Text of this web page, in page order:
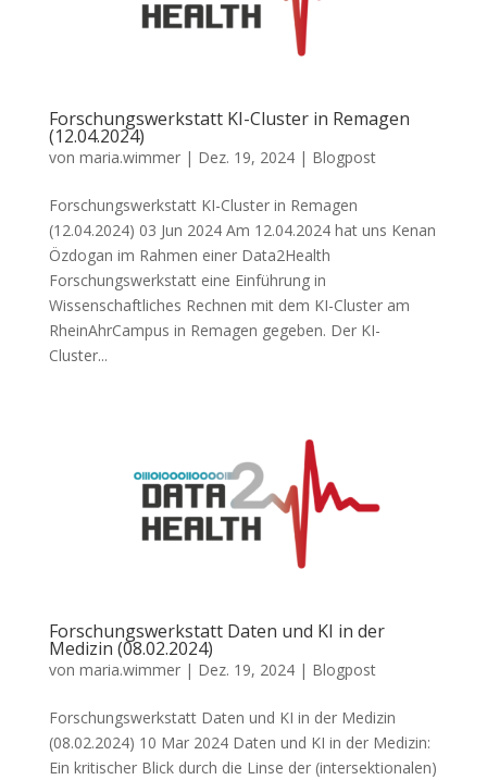
Forschungswerkstatt KI-Cluster in Remagen
(12.04.2024)
von maria.wimmer| Dez. 19, 2024| Blogpost
Forschungswerkstatt KI-Cluster in Remagen
(12.04.2024) 03 Jun 2024 Am 12.04.2024 hat uns Kenan
Özdogan im Rahmen einer Data2Health
Forschungswerkstatt eine Einführung in
Wissenschaftliches Rechnen mit dem KI-Cluster am
RheinAhrCampus in Remagen gegeben. Der KI-
Cluster...
Forschungswerkstatt Daten und KI in der
Medizin (08.02.2024)
von maria.wimmer| Dez. 19, 2024| Blogpost
Forschungswerkstatt Daten und KI in der Medizin
(08.02.2024) 10 Mar 2024 Daten und KI in der Medizin:
Ein kritischer Blick durch die Linse der (intersektionalen)